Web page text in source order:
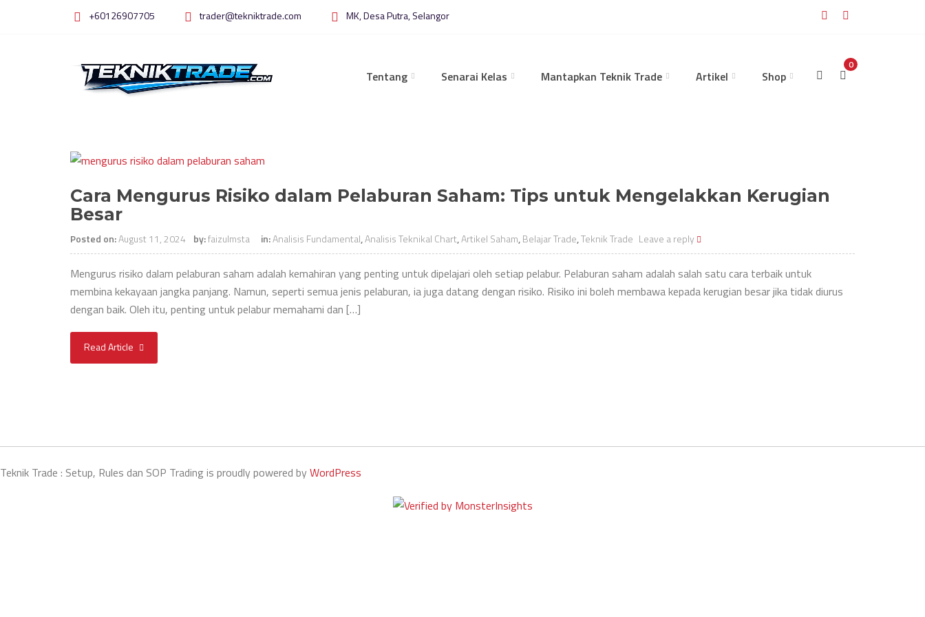
+60126907705 trader@tekniktrade.com MK, Desa Putra, Selangor
Tentang Senarai Kelas Mantapkan Teknik Trade Artikel Shop
0
Cara Mengurus Risiko dalam Pelaburan Saham: Tips untuk Mengelakkan Kerugian
Besar
Posted on:August 11, 2024 by:faizulmsta in:Analisis Fundamental,Analisis Teknikal Chart,Artikel Saham,Belajar Trade,Teknik Trade Leave a reply
Mengurus risiko dalam pelaburan saham adalah kemahiran yang penting untuk dipelajari oleh setiap pelabur. Pelaburan saham adalah salah satu cara terbaik untuk
membina kekayaan jangka panjang. Namun, seperti semua jenis pelaburan, ia juga datang dengan risiko. Risiko ini boleh membawa kepada kerugian besar jika tidak diurus
dengan baik. Oleh itu, penting untuk pelabur memahami dan […]
Read Article
Teknik Trade : Setup, Rules dan SOP Trading is proudly powered byWordPress